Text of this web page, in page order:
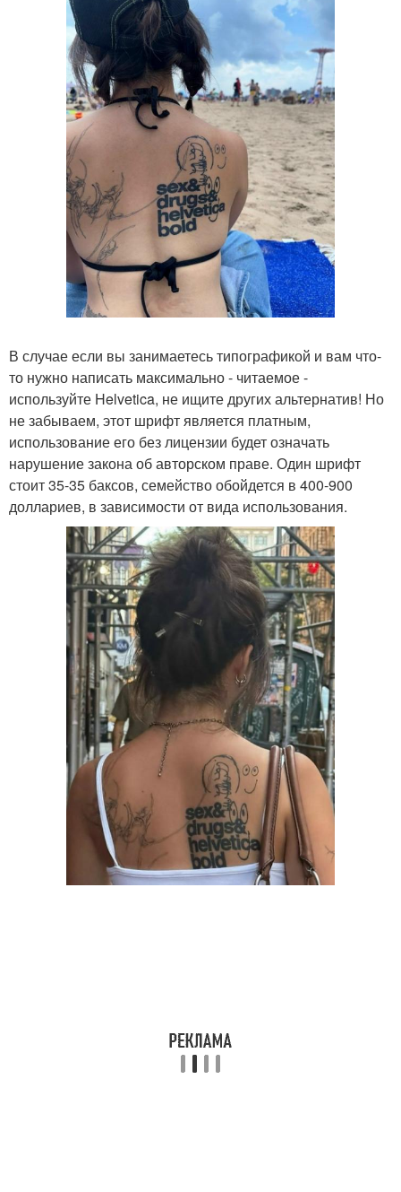
В случае если вы занимаетесь типографикой и вам что-
то нужно написать максимально - читаемое -
используйте Helvetica, не ищите других альтернатив! Но
не забываем, этот шрифт является платным,
использование его без лицензии будет означать
нарушение закона об авторском праве. Один шрифт
стоит 35-35 баксов, семейство обойдется в 400-900
доллариев, в зависимости от вида использования.